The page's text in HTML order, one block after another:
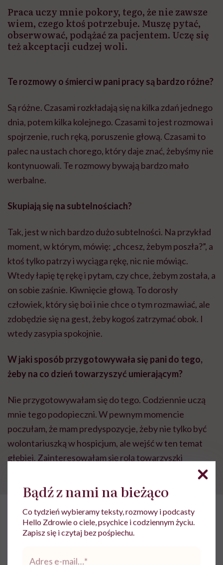
Praca uczy mnie pokory, tego, że nie zawsze
wiem, czego ktoś potrzebuje. Muszę pytać,
obserwować, podążać za pacjentem. Uczę się
też akceptacji cudzej woli.
Te rozmowy o śmierci w pani pracy są bardzo różne?
Są różne. Czasami rozkładają się na kilka zdań jednego
dnia, potem kilka kolejnego. Czasami to jest rozmowa i
spojrzenie, ruch ręką, poruszenie głową. Czasami to
palec na ustach chorego, który daje znać, żebyśmy nie
kontynuowali. Te rozmowy bywają bardzo mało
werbalne.
Skupiają się na subtelnościach?
Tak, jest w nich bardzo dużo subtelności. Na przykład
moment, w którym, mówię: „chcesz, żebym poszła?”, a
ktoś tylko patrzy i wyciąga rękę, nic nie mówiąc.
Wtedy łapię tę rękę i pytam, czy chce, żebym została, a
on sobie zaśnie. Kiwnięcie głową. To dorosły
człowiek, który się boi i nie chce o tym rozmawiać, ale
zdobędzie się na gest, żeby kogoś zatrzymać obok. I
wtedy zasypia spokojnie.
W jaki sposób przygotowywała się pani do tego,
żeby na co dzień towarzyszyć umierającym?
Nie przygotowywałam się do tego. Codziennie uczą
mnie tego podopieczni. W pewnym momencie
poczułam, że mam predyspozycje, żeby nie tylko być
wolontariuszką w hospicjum, ale wejść w ten temat
głębiej. Zainteresowałam się rolą towarzyszki
„Zastanawiam się, jak bardzo
trzeba nam ufać, żeby wziąć do
domu dziecko, które umrze”.
Bądź z nami na bieżąco
Co tydzień wybieramy teksty, rozmowy i podcasty
Hello Zdrowie o ciele, psychice i codziennym życiu.
Zapisz się i czytaj bez pośpiechu.